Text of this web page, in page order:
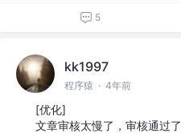
5
kk1997
程序猿 · 4年前
[优化]
文章审核太慢了，审核通过